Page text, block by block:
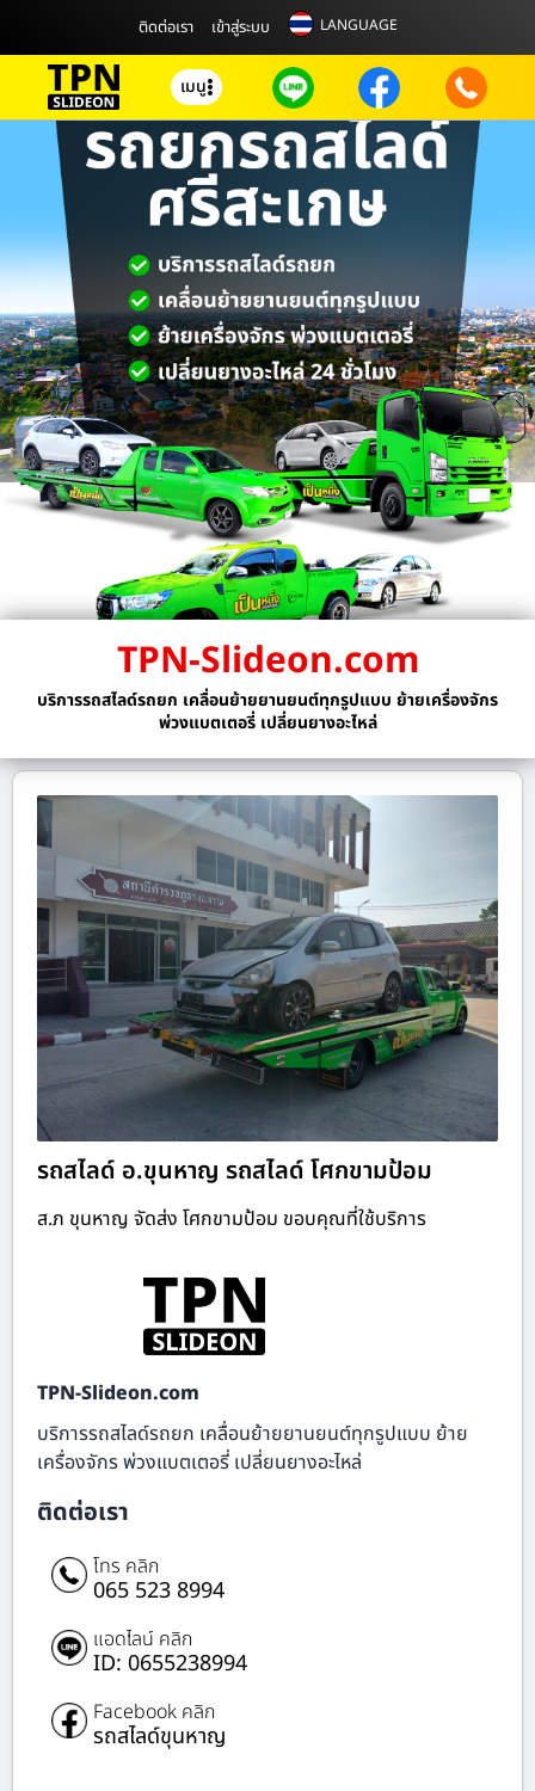
ติดต่อเรา เข้าสู่ระบบ LANGUAGE
เมนู
TPN-Slideon.com
บริการรถสไลด์รถยก เคลื่อนย้ายยานยนต์ทุกรูปแบบ ย้ายเครื่องจักร
พ่วงแบตเตอรี่ เปลี่ยนยางอะไหล่
รถสไลด์ อ.ขุนหาญ รถสไลด์ โศกขามป้อม
ส.ภ ขุนหาญ จัดส่ง โศกขามป้อม ขอบคุณที่ใช้บริการ
TPN-Slideon.com
บริการรถสไลด์รถยก เคลื่อนย้ายยานยนต์ทุกรูปแบบ ย้าย
เครื่องจักร พ่วงแบตเตอรี่ เปลี่ยนยางอะไหล่
ติดต่อเรา
โทร คลิก
065 523 8994
แอดไลน์ คลิก
ID: 0655238994
Facebook คลิก
รถสไลด์ขุนหาญ